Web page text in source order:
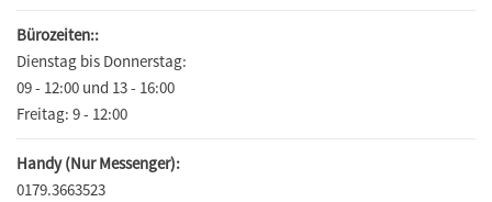
Bürozeiten::
Dienstag bis Donnerstag:
09 - 12:00 und 13 - 16:00
Freitag: 9 - 12:00
Handy (Nur Messenger):
0179.3663523